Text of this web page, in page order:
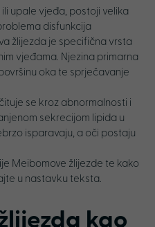
upale vjeđa, postoji velika
disfunkcija
žlijezda je specifična vrsta
vjeđama. Njezina primarna
oka te sprječavanje
se kroz abnormalnosti i
sekrecijom lipida u
isparavaju, a oči postaju
Meibomove žlijezde te kako
u nastavku teksta.
kao